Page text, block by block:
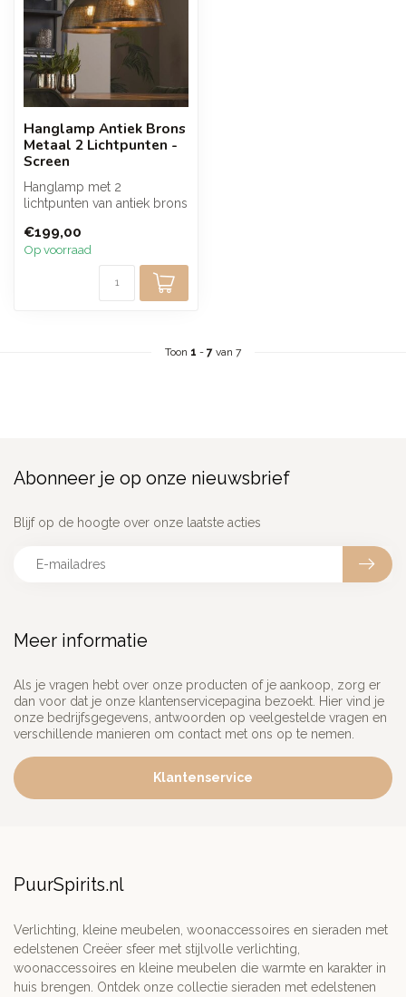
Hanglamp Antiek Brons
Metaal 2 Lichtpunten -
Screen
Hanglamp met 2
lichtpunten van antiek brons
geperforeerd...
€199,00
Op voorraad
Toon 1 - 7 van 7
Meer informatie
Als je vragen hebt over onze producten of je aankoop, zorg er
dan voor dat je onze klantenservicepagina bezoekt. Hier vind je
onze bedrijfsgegevens, antwoorden op veelgestelde vragen en
verschillende manieren om contact met ons op te nemen.
Klantenservice
Abonneer je op onze nieuwsbrief
Blijf op de hoogte over onze laatste acties
PuurSpirits.nl
Verlichting, kleine meubelen, woonaccessoires en sieraden met
edelstenen Creëer sfeer met stijlvolle verlichting,
woonaccessoires en kleine meubelen die warmte en karakter in
huis brengen. Ontdek onze collectie sieraden met edelstenen